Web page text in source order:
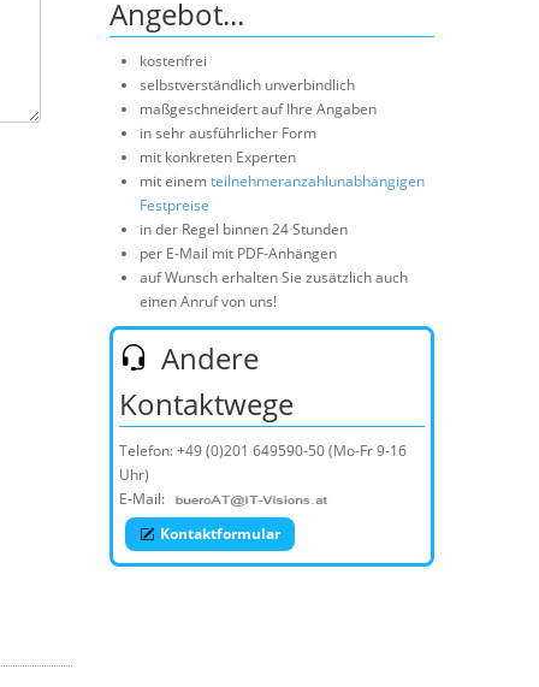
Angebot...
kostenfrei
selbstverständlich unverbindlich
maßgeschneidert auf Ihre Angaben
in sehr ausführlicher Form
mit konkreten Experten
mit einemteilnehmeranzahlunabhängigen
Festpreise
in der Regel binnen 24 Stunden
per E-Mail mit PDF-Anhängen
auf Wunsch erhalten Sie zusätzlich auch
einen Anruf von uns!
Andere
Kontaktwege
Telefon:+49 (0)201 649590-50(Mo-Fr 9-16
Uhr)
E-Mail:
Kontaktformular